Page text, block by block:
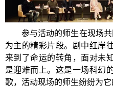
参与活动的师生在现场
为主的精彩片段。剧中红岸
来到了命运的转角，面对未
是迎难而上。这是一场科幻
歌，活动现场的师生纷纷为它